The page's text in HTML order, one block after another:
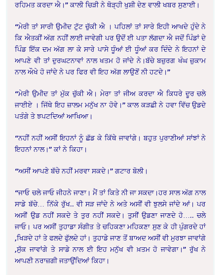
ਰਹਿਮਤ ਕਰਦਾ ਐ।” ਕਾਲੀ ਚਿੜੀ ਨੇ ਥੋੜ੍ਹੀ ਖੁਸ਼ੀ ਦੇਣ ਵਾਲੀ ਖਬਰ ਸੁਣਾਈ।
“ਮੇਰੀ ਤਾਂ ਸਾਰੀ ਉਮੀਦ ਟੁੱਟ ਚੁੱਕੀ ਐ । ਪਹਿਲਾਂ ਤਾਂ ਸਾਰੇ ਇਹੀ ਆਖਦੇ ਹੁੰਦੇ ਨੇ
ਕਿ ਐਤਕੀਂ ਅੱਗ ਨਹੀਂ ਲਾਈ ਜਾਵੇਗੀ ਪਰ ਉਦੋਂ ਈ ਪਤਾ ਲੱਗਦਾ ਐ ਜਦੋਂ ਪਿੰਡਾਂ ਦੇ
ਪਿੰਡ ਇੱਕ ਦਮ ਅੱਗ ਲਾ ਕੇ ਸਾਰੇ ਪਾਸੇ ਧੂੰਆਂ ਈ ਧੂੰਆਂ ਕਰ ਦਿੰਦੇ ਨੇ ਇਹਨਾਂ ਦੇ
ਆਪਣੇ ਵੀ ਤਾਂ ਦੁਰਘਟਨਾਵਾਂ ਨਾਲ ਖਤਮ ਹੋ ਜਾਂਦੇ ਨੇ।ਬੱਚੇ ਬਜ਼ੁਰਗ ਖੰਘ ਜ਼ੁਕਾਮ
ਨਾਲ ਔਖੇ ਹੋ ਜਾਂਦੇ ਨੇ ਪਰ ਫਿਰ ਵੀ ਇਹ ਅੱਗ ਲਾਉਣੋਂ ਨੀ ਹਟਦੇ।”
“ਮੇਰੀ ਉਮੀਦ ਤਾਂ ਮੁੱਕ ਚੁੱਕੀ ਐ। ਮੇਰਾ ਤਾਂ ਜੀਅ ਕਰਦਾ ਐ ਕਿਧਰੇ ਦੂਰ ਚਲੇ
ਜਾਈਏ । ਜਿੱਥੇ ਇਹ ਜ਼ਾਲਮ ਮਨੁੱਖ ਨਾ ਹੋਵੇ।” ਕਾਲ ਕੜਛੀ ਨੇ ਹਵਾ ਵਿੱਚ ਉਡਦੇ
ਪਤੰਗੇ ਤੇ ਝਪਟਦਿਆਂ ਆਖਿਆ।
“ਨਹੀਂ ਨਹੀਂ ਅਸੀਂ ਇਹਨਾਂ ਨੂੰ ਛੱਡ ਕੇ ਕਿੱਥੇ ਜਾਵਾਂਗੇ। ਬਹੁਤ ਪੁਰਾਣੀਆਂ ਸਾਂਝਾਂ ਨੇ
ਇਹਨਾਂ ਨਾਲ।” ਕਾਂ ਨੇ ਕਿਹਾ।
“ਅਸੀਂ ਆਪਣੇ ਬੱਚੇ ਨਹੀਂ ਮਰਵਾ ਸਕਦੇ।” ਗਟਾਰ ਬੋਲੀ।
“ਜਾਓ ਚਲੇ ਜਾਓ ਜੀਹਨੇ ਜਾਣਾ। ਮੈਂ ਤਾਂ ਕਿਤੇ ਨੀ ਜਾ ਸਕਦਾ।ਹਰ ਸਾਲ ਅੱਗ ਨਾਲ
ਸਾਡੇ ਬੱਚੇ… ਨਿੱਕੇ ਰੁੱਖ.. ਵੀ ਸੜ ਜਾਂਦੇ ਨੇ ਅਤੇ ਅਸੀਂ ਵੀ ਝੁਲਸੇ ਜਾਂਦੇ ਆਂ। ਪਰ
ਅਸੀਂ ਉਡ ਨਹੀਂ ਸਕਦੇ ਤੇ ਤੁਰ ਨਹੀਂ ਸਕਦੇ। ਤੁਸੀਂ ਉਡਣਾ ਜਾਣਦੇ ਹੋ….. ਚਲੇ
ਜਾਓ। ਪਰ ਅਸੀਂ ਤੁਹਾਡਾ ਸੰਗੀਤ ਤੇ ਚਹਿਕਣਾ ਮਹਿਕਣਾ ਸੁਣ ਕੇ ਹੀ ਪੁੰਗਰਦੇ ਹਾਂ
,ਖਿੜਦੇ ਹਾਂ ਤੇ ਫਲਦੇ ਫੁੱਲਦੇ ਹਾਂ। ਤੁਹਾਡੇ ਜਾਣ ਤੋਂ ਬਾਅਦ ਅਸੀਂ ਵੀ ਮੁਰਝਾ ਜਾਵਾਂਗੇ
,ਸੁੱਕ ਜਾਵਾਂਗੇ ਤੇ ਸਾਡੇ ਨਾਲ ਈ ਇਹ ਮਨੁੱਖ ਵੀ ਖ਼ਤਮ ਹੋ ਜਾਵੇਗਾ।” ਰੁੱਖ ਨੇ
ਆਪਣੀ ਨਰਾਜ਼ਗੀ ਜਤਾਉਂਦਿਆਂ ਕਿਹਾ।